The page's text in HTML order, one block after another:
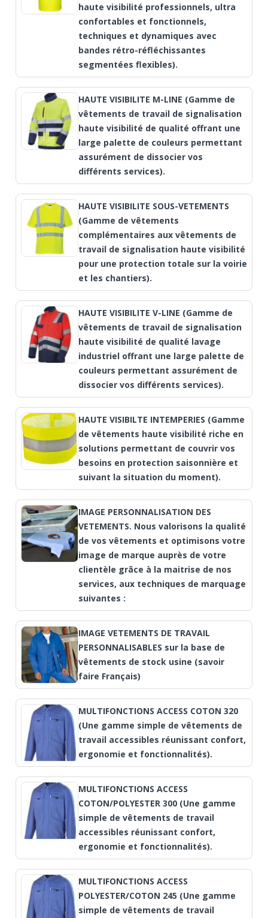
haute visibilité professionnels, ultra
confortables et fonctionnels,
techniques et dynamiques avec
bandes rétro-réfléchissantes
segmentées flexibles).
HAUTE VISIBILITE M-LINE (Gamme de
vêtements de travail de signalisation
haute visibilité de qualité offrant une
large palette de couleurs permettant
assurément de dissocier vos
différents services).
HAUTE VISIBILITE SOUS-VETEMENTS
(Gamme de vêtements
complémentaires aux vêtements de
travail de signalisation haute visibilité
pour une protection totale sur la voirie
et les chantiers).
HAUTE VISIBILITE V-LINE (Gamme de
vêtements de travail de signalisation
haute visibilité de qualité lavage
industriel offrant une large palette de
couleurs permettant assurément de
dissocier vos différents services).
HAUTE VISIBILTE INTEMPERIES (Gamme
de vêtements haute visibilité riche en
solutions permettant de couvrir vos
besoins en protection saisonnière et
suivant la situation du moment).
IMAGE PERSONNALISATION DES
VETEMENTS. Nous valorisons la qualité
de vos vêtements et optimisons votre
image de marque auprès de votre
clientèle grâce à la maitrise de nos
services, aux techniques de marquage
suivantes :
IMAGE VETEMENTS DE TRAVAIL
PERSONNALISABLES sur la base de
vêtements de stock usine (savoir
faire Français)
MULTIFONCTIONS ACCESS COTON 320
(Une gamme simple de vêtements de
travail accessibles réunissant confort,
ergonomie et fonctionnalités).
MULTIFONCTIONS ACCESS
COTON/POLYESTER 300 (Une gamme
simple de vêtements de travail
accessibles réunissant confort,
ergonomie et fonctionnalités).
MULTIFONCTIONS ACCESS
POLYESTER/COTON 245 (Une gamme
simple de vêtements de travail